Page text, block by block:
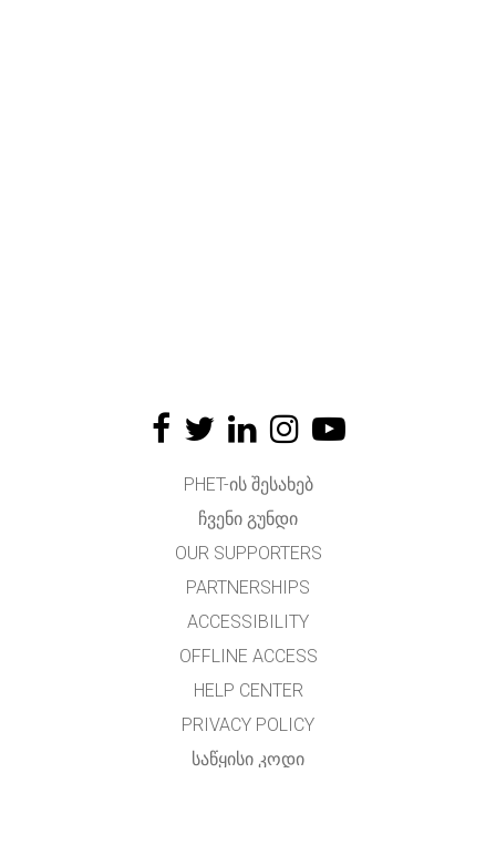
PHET-ᲘᲡ ᲨᲔᲡᲐᲮᲔᲑ
ᲩᲕᲔᲜᲘ ᲒᲣᲜᲓᲘ
OUR SUPPORTERS
PARTNERSHIPS
ACCESSIBILITY
OFFLINE ACCESS
HELP CENTER
PRIVACY POLICY
ᲡᲐᲬᲧᲘᲡᲘ ᲙᲝᲓᲘ